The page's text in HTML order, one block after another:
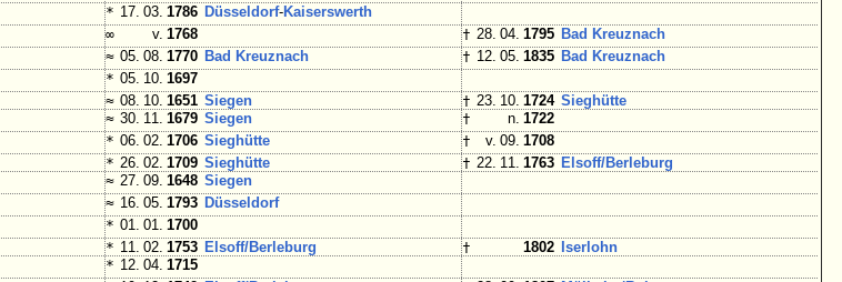
* 17. 03. 1786 Düsseldorf-Kaiserswerth
∞ v. 1768 † 28. 04. 1795 Bad Kreuznach
≈ 05. 08. 1770 Bad Kreuznach † 12. 05. 1835 Bad Kreuznach
* 05. 10. 1697
≈ 08. 10. 1651 Siegen † 23. 10. 1724 Sieghütte
≈ 30. 11. 1679 Siegen † n. 1722
* 06. 02. 1706 Sieghütte † v. 09. 1708
* 26. 02. 1709 Sieghütte † 22. 11. 1763 Elsoff/Berleburg
≈ 27. 09. 1648 Siegen
≈ 16. 05. 1793 Düsseldorf
* 01. 01. 1700
* 11. 02. 1753 Elsoff/Berleburg † 1802 Iserlohn
* 12. 04. 1715